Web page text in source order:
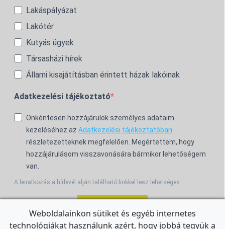
Lakáspályázat
Lakótér
Kutyás ügyek
Társasházi hírek
Állami kisajátításban érintett házak lakóinak
Adatkezelési tájékoztató
Önkéntesen hozzájárulok személyes adataim
kezeléséhez az Adatkezelési tájékoztatóban
részletezetteknek megfelelően. Megértettem, hogy
hozzájárulásom visszavonására bármikor lehetőségem
van.
A leiratkozás a hírlevél alján található linkkel lesz lehetséges.
Weboldalainkon sütiket és egyéb internetes
technológiákat használunk azért, hogy jobbá tegyük a